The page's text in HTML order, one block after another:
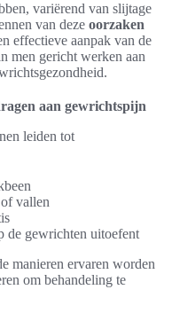
variërend van slijtage
van deze oorzaken
effectieve aanpak van de
men gericht werken aan
aan gewrichtspijn
leiden tot
vallen
de gewrichten uitoefent
manieren ervaren worden
om behandeling te